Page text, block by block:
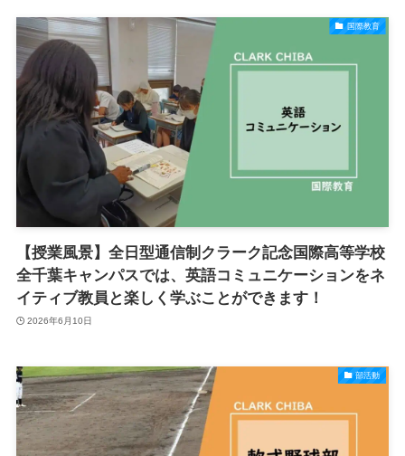
国際教育
【授業風景】全日型通信制クラーク記念国際高等学校
全千葉キャンパスでは、英語コミュニケーションをネ
イティブ教員と楽しく学ぶことができます！
2026年6月10日
部活動